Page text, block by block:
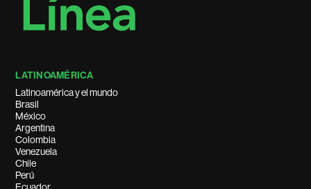
LATINOAMÉRICA
Latinoamérica y el mundo
Brasil
México
Argentina
Colombia
Venezuela
Chile
Perú